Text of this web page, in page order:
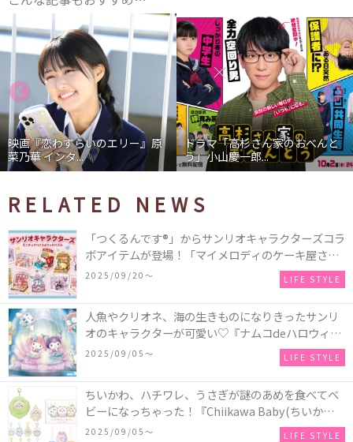
映画『恋わずらいのエリー』原
菜乃華 インタ...
ドラマ「高杉さん家のおべんと
う」小山慶一郎...
RELATED NEWS
「つくるんです®」からサンリオキャラクターズコラ
ボアイテムが登場！「マイメロディのケーキ屋さ
ん」などミニチュアハウス8種類と、「シナモロール
のメリーゴーランド」などオルゴールで動く仕掛け
付きのウッドパズル2種類♪
2025/09/20〜 LIFE STYLE
人魚やクリオネ、海の生きものになりきったサンリ
オのキャラクターが可愛い♡『ナムコdeハロウィン
2025～マーメイドファンタジー～』全国のアミュー
ズメント施設「ナムコ」「ナムコオンラインクレー
ン」で開催！
2025/09/05〜 LIFE STYLE
ちいかわ、ハチワレ、うさぎが謎のあめを食べてベ
ビーになっちゃった！『Chiikawa Baby(ちいかわベ
ビー)』の催事を全国14か所で開催！
2025/09/05〜 LIFE STYLE